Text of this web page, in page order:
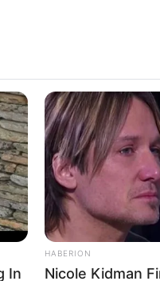
pour la victoire
et Gilles de Goulaine sert
In
HABERION
Nicole Kidman